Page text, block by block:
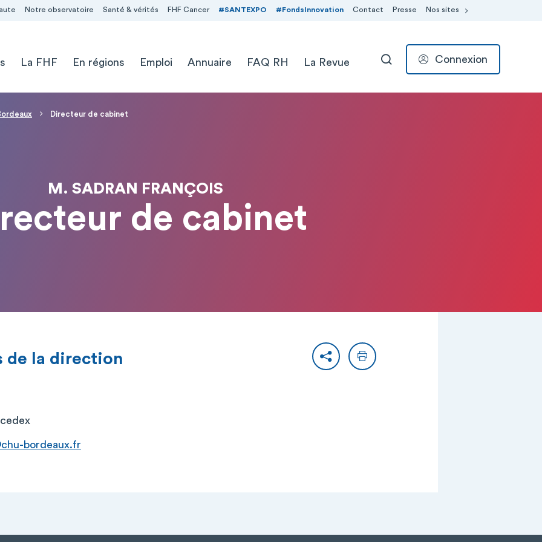
Notre observatoire Santé & vérités FHF Cancer #SANTEXPO #FondsInnovation Contact Presse Nos sites
La FHF En régions Emploi Annuaire FAQ RH La Revue RECHERCHER
Connexion
Directeur de cabinet
M. SADRAN FRANÇOIS
de cabinet
PartagerImprimer
de la direction
bordeaux.fr